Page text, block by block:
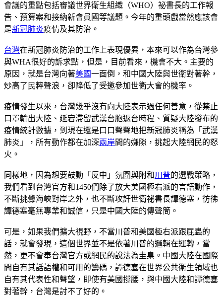
會議的重點包括審議世界衛生組織（WHO）祕書長的工作報
告、預算案和接納新會員國等議題。今年的重頭戲當然應該會
是新冠肺炎疫情及其防治。
台灣在新冠肺炎防治的工作上表現優異，本來可以作為台灣參
與WHA很好的訴求點，但是，目前看來，機會不大。主要的
原因，就是台灣向著美國一面倒，和中國大陸與世衛對著幹，
炒高了民粹聲浪，卻降低了受邀參加世衛大會的機率。
疫情發生以來，台灣幾乎沒有向大陸表示過任何善意，從禁止
口罩輸出大陸、延宕滯留武漢台胞返台時程、質疑大陸發布的
疫情統計數據，到現在還是口口聲聲地把新冠肺炎稱為「武漢
肺炎」，所有動作都在加深兩岸間的嫌隙，挑起大陸網民的怒
火。
同樣地，因為想要鼓動「反中」氛圍與附和川普的選戰策略，
我們看到台灣官方和1450們除了放大美國極右派的言語動作，
不斷挑釁海峽對岸之外，也不斷攻訐世衛祕書長譚德塞，彷彿
譚德塞毫無專業和誠信，只是中國大陸的傳聲筒。
可是，如果我們擴大視野，不當川普和美國極右派跟屁蟲的
話，就會發現，這個世界並不是依著川普的邏輯在運轉，當
然，更不會奉台灣官方或網民的說法為圭臬。中國大陸在國際
間自有其話語權和可用的籌碼，譚德塞在世界公共衛生領域也
自有其代表性和聲望，即使有美國撐腰，與中國大陸和譚德塞
對著幹，台灣是討不了好的。